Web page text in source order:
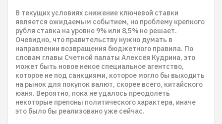
В текущих условиях снижение ключевой ставки
является ожидаемым событием, но проблему крепкого
рубля ставка на уровне 9% или 8,5% не решает.
Очевидно, что правительству нужно думать в
направлении возвращения бюджетного правила. По
словам главы Счетной палаты Алексея Кудрина, это
может быть новое некое специальное агентство,
которое не под санкциями, которое могло бы выходить
на рынок для покупок валют, скорее всего, китайского
юаня. Вероятно, пока не удалось преодолеть
некоторые препоны политического характера, иначе
это было бы реализовано уже сейчас.